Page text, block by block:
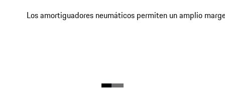
Los amortiguadores neumáticos permiten un amplio